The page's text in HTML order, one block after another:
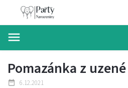
Pomazánka z
6.12.2021